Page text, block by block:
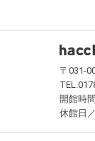
フッター
〒031-
開館時
休館日